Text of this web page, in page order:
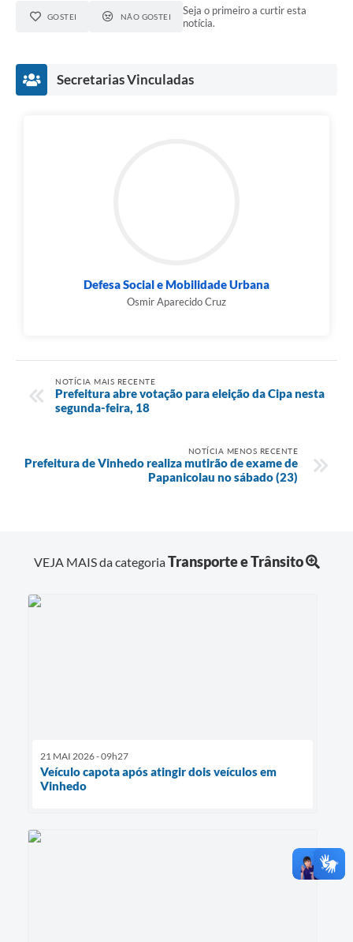
GOSTEI NÃO GOSTEI
Seja o primeiro a curtir esta
notícia.
Secretarias Vinculadas
Defesa Social e Mobilidade Urbana
Osmir Aparecido Cruz
NOTÍCIA MAIS RECENTE
Prefeitura abre votação para eleição da Cipa nesta
segunda-feira, 18
NOTÍCIA MENOS RECENTE
Prefeitura de Vinhedo realiza mutirão de exame de
Papanicolau no sábado (23)
VEJA MAIS da categoriaTransporte e Trânsito
21 MAI 2026 - 09h27
Veículo capota após atingir dois veículos em
Vinhedo